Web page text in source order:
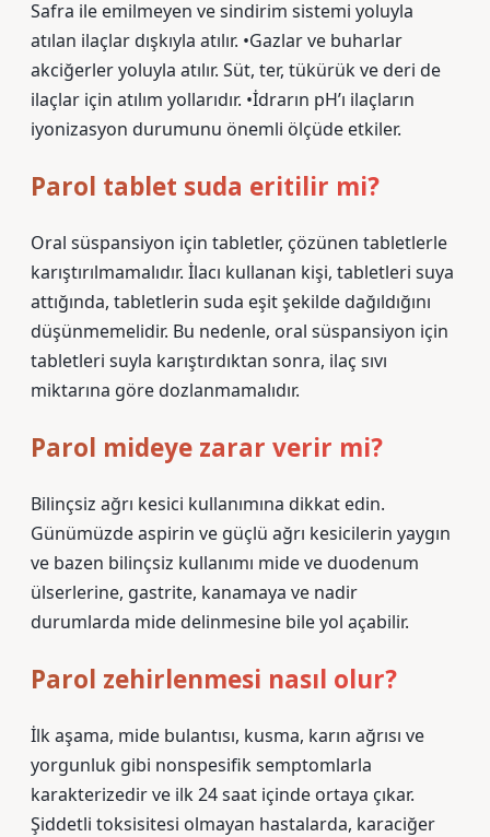
Safra ile emilmeyen ve sindirim sistemi yoluyla
atılan ilaçlar dışkıyla atılır. •Gazlar ve buharlar
akciğerler yoluyla atılır. Süt, ter, tükürük ve deri de
ilaçlar için atılım yollarıdır. •İdrarın pH’ı ilaçların
iyonizasyon durumunu önemli ölçüde etkiler.
Parol tablet suda eritilir mi?
Oral süspansiyon için tabletler, çözünen tabletlerle
karıştırılmamalıdır. İlacı kullanan kişi, tabletleri suya
attığında, tabletlerin suda eşit şekilde dağıldığını
düşünmemelidir. Bu nedenle, oral süspansiyon için
tabletleri suyla karıştırdıktan sonra, ilaç sıvı
miktarına göre dozlanmamalıdır.
Parol mideye zarar verir mi?
Bilinçsiz ağrı kesici kullanımına dikkat edin.
Günümüzde aspirin ve güçlü ağrı kesicilerin yaygın
ve bazen bilinçsiz kullanımı mide ve duodenum
ülserlerine, gastrite, kanamaya ve nadir
durumlarda mide delinmesine bile yol açabilir.
Parol zehirlenmesi nasıl olur?
İlk aşama, mide bulantısı, kusma, karın ağrısı ve
yorgunluk gibi nonspesifik semptomlarla
karakterizedir ve ilk 24 saat içinde ortaya çıkar.
Şiddetli toksisitesi olmayan hastalarda, karaciğer